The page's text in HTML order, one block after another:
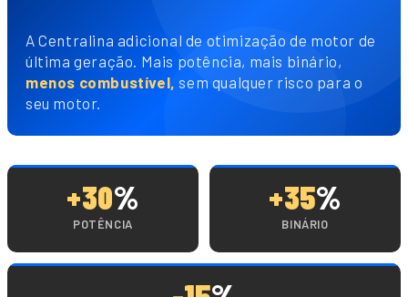
A Centralina adicional de otimização de motor de
última geração. Mais potência, mais binário,
menos combustível, sem qualquer risco para o
seu motor.
+30%
POTÊNCIA
+35%
BINÁRIO